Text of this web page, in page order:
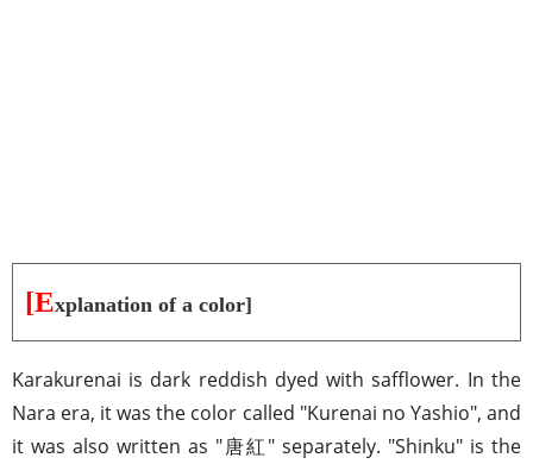
[Explanation of a color]
Karakurenai is dark reddish dyed with safflower. In the
Nara era, it was the color called "Kurenai no Yashio", and
it was also written as "唐紅" separately. "Shinku" is the